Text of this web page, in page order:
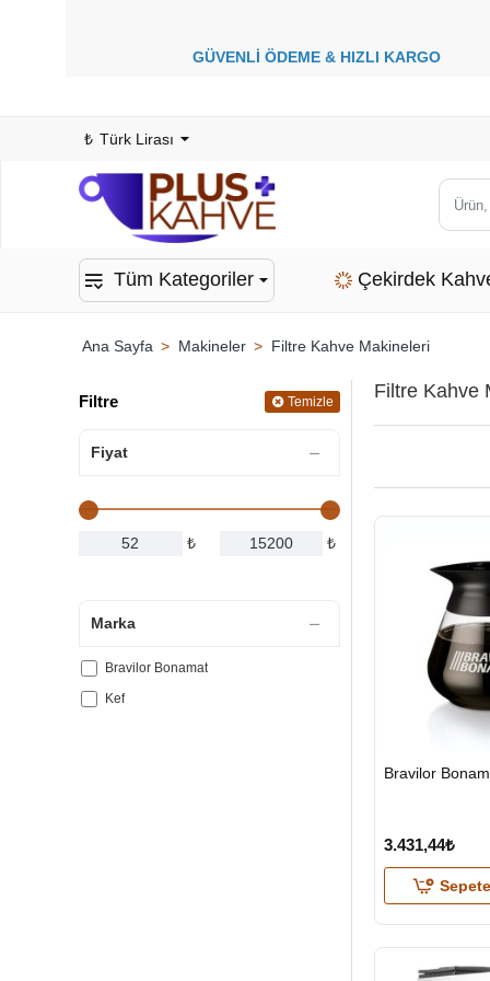
GÜVENLİ ÖDEME & HIZLI KARGO
₺ Türk Lirası
Ürün,
marka
Tüm Kategoriler Çekirdek
Makineler Filtre Kahve Makineleri
Filtre Temizle
Fiyat
₺ ₺
Marka
Bravilor Bonamat
Kef
Filtre Kahve
HIZLI
GÖNDERİ
Bravilor
3.431,44₺